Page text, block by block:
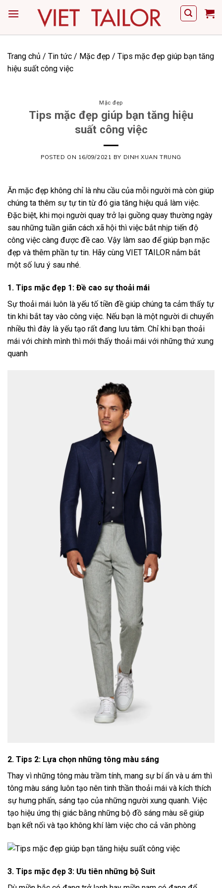
Trang chủ / Tin tức / Mặc đẹp / Tips mặc đẹp giúp bạn tăng
hiệu suất công việc
Mặc đẹp
Tips mặc đẹp giúp bạn tăng hiệu
suất công việc
POSTED ON 16/09/2021 BY DINH XUAN TRUNG
Ăn mặc đẹp không chỉ là nhu cầu của mỗi người mà còn giúp
chúng ta thêm sự tự tin từ đó gia tăng hiệu quả làm việc.
Đặc biệt, khi mọi người quay trở lại guồng quay thường ngày
sau những tuần giãn cách xã hội thì việc bắt nhịp tiến độ
công việc càng được đề cao. Vậy làm sao để giúp bạn mặc
đẹp và thêm phần tự tin. Hãy cùng VIET TAILOR nắm bắt
một số lưu ý sau nhé.
1. Tips mặc đẹp 1: Đề cao sự thoải mái
Sự thoải mái luôn là yếu tố tiền đề giúp chúng ta cảm thấy tự
tin khi bắt tay vào công việc. Nếu bạn là một người di chuyển
nhiều thì đây là yếu tạo rất đang lưu tâm. Chỉ khi bạn thoải
mái với chính mình thì mới thấy thoải mái với những thứ xung
quanh
2. Tips 2: Lựa chọn những tông màu sáng
Thay vì những tông màu trầm tính, mang sự bí ẩn và u ám thì
tông màu sáng luôn tạo nên tinh thần thoải mái và kích thích
sự hưng phấn, sáng tạo của những người xung quanh. Việc
tạo hiệu ứng thị giác bằng những bộ đồ sáng màu sẽ giúp
bạn kết nối và tạo không khí làm việc cho cả văn phòng
3. Tips mặc đẹp 3: Ưu tiên những bộ Suit